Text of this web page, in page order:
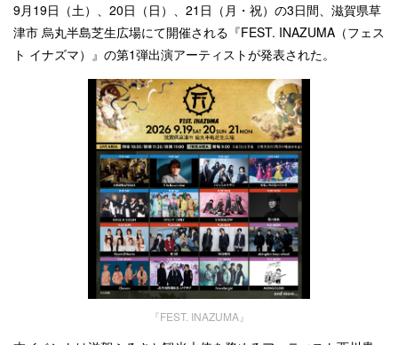
9月19日（土）、20日（日）、21日（月・祝）の3日間、滋賀県草
津市 烏丸半島芝生広場にて開催される『FEST. INAZUMA（フェス
ト イナズマ）』の第1弾出演アーティストが発表された。
『FEST. INAZUMA』